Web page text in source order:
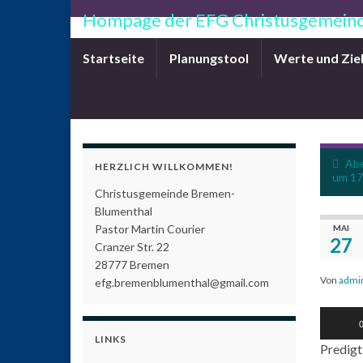
Hompage der EFG
Startseite Planungstool Werte und
um
MAI
27
Von
HERZLICH WILLKOMMEN!
Christusgemeinde Bremen-
Blumenthal
Pastor Martin Courier
Cranzer Str. 22
28777 Bremen
efg.bremenblumenthal@gmail.com
LINKS